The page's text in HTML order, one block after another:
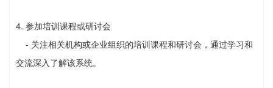
4. 参加培训课程或研讨会
- 关注相关机构或企业组织的培训课程和研讨会，通过学习和
交流深入了解该系统。